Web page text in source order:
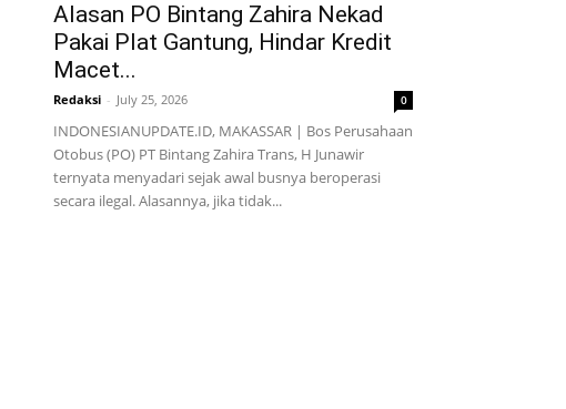
Alasan PO Bintang Zahira Nekad
Pakai Plat Gantung, Hindar Kredit
Macet...
Redaksi - July 25, 2026 0
INDONESIANUPDATE.ID, MAKASSAR | Bos Perusahaan
Otobus (PO) PT Bintang Zahira Trans, H Junawir
ternyata menyadari sejak awal busnya beroperasi
secara ilegal. Alasannya, jika tidak...